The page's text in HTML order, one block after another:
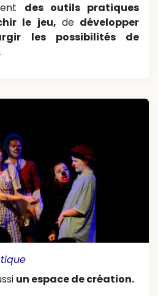
des outils pratiques
le jeu, dedévelopper
les possibilités de
un espace de création.